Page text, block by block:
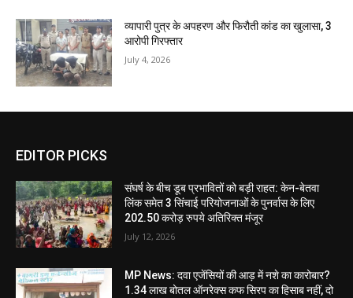
व्यापारी पुत्र के अपहरण और फिरौती कांड का खुलासा, 3
आरोपी गिरफ्तार
July 4, 2026
EDITOR PICKS
संघर्ष के बीच डूब प्रभावितों को बड़ी राहत: केन-बेतवा
लिंक समेत 3 सिंचाई परियोजनाओं के पुनर्वास के लिए
202.50 करोड़ रुपये अतिरिक्त मंजूर
July 12, 2026
MP News: दवा एजेंसियों की आड़ में नशे का कारोबार?
1.34 लाख बोतल ऑनरेक्स कफ सिरप का हिसाब नहीं, दो